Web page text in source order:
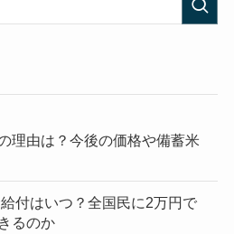
理由は？今後の価格や備蓄米
付はいつ？全国民に2万円で
るのか